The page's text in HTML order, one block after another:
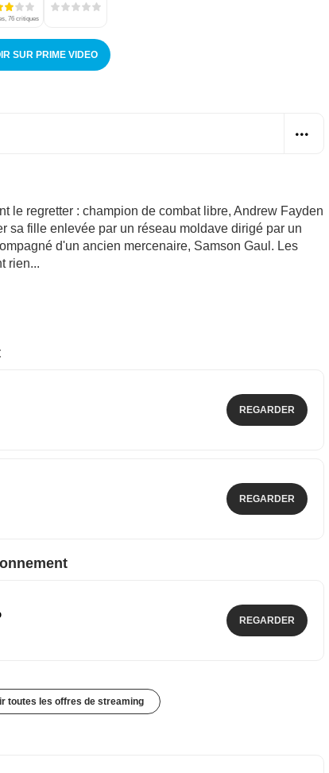
76 critiques
SUR PRIME VIDEO
le regretter : champion de combat libre, Andrew Fayden
sa fille enlevée par un réseau moldave dirigé par un
d'un ancien mercenaire, Samson Gaul. Les
rien...
REGARDER
REGARDER
REGARDER
toutes les offres de streaming